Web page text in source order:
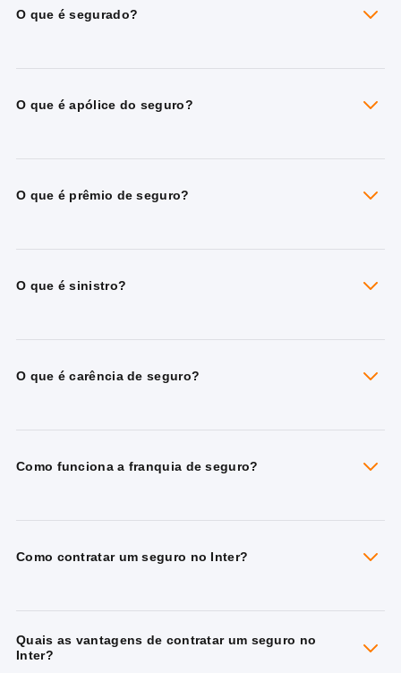
O que é segurado?
O que é apólice do seguro?
O que é prêmio de seguro?
O que é sinistro?
O que é carência de seguro?
Como funciona a franquia de seguro?
Como contratar um seguro no Inter?
Quais as vantagens de contratar um seguro no
Inter?